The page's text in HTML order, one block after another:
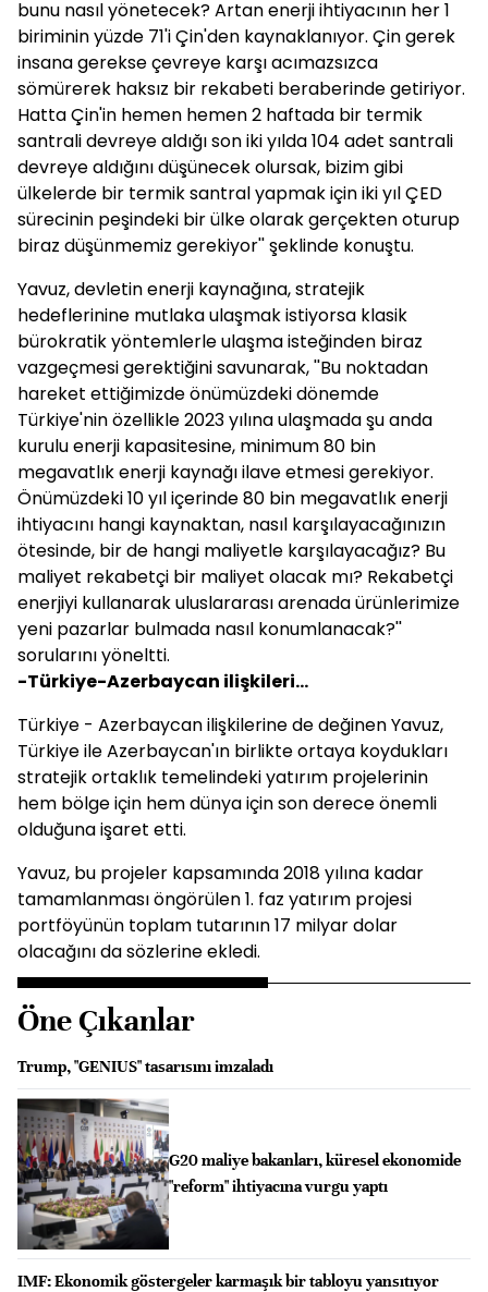
bunu nasıl yönetecek? Artan enerji ihtiyacının her 1
biriminin yüzde 71'i Çin'den kaynaklanıyor. Çin gerek
insana gerekse çevreye karşı acımazsızca
sömürerek haksız bir rekabeti beraberinde getiriyor.
Hatta Çin'in hemen hemen 2 haftada bir termik
santrali devreye aldığı son iki yılda 104 adet santrali
devreye aldığını düşünecek olursak, bizim gibi
ülkelerde bir termik santral yapmak için iki yıl ÇED
sürecinin peşindeki bir ülke olarak gerçekten oturup
biraz düşünmemiz gerekiyor'' şeklinde konuştu.
Yavuz, devletin enerji kaynağına, stratejik
hedeflerinine mutlaka ulaşmak istiyorsa klasik
bürokratik yöntemlerle ulaşma isteğinden biraz
vazgeçmesi gerektiğini savunarak, ''Bu noktadan
hareket ettiğimizde önümüzdeki dönemde
Türkiye'nin özellikle 2023 yılına ulaşmada şu anda
kurulu enerji kapasitesine, minimum 80 bin
megavatlık enerji kaynağı ilave etmesi gerekiyor.
Önümüzdeki 10 yıl içerinde 80 bin megavatlık enerji
ihtiyacını hangi kaynaktan, nasıl karşılayacağınızın
ötesinde, bir de hangi maliyetle karşılayacağız? Bu
maliyet rekabetçi bir maliyet olacak mı? Rekabetçi
enerjiyi kullanarak uluslararası arenada ürünlerimize
yeni pazarlar bulmada nasıl konumlanacak?''
sorularını yöneltti.
-Türkiye-Azerbaycan ilişkileri...
Türkiye - Azerbaycan ilişkilerine de değinen Yavuz,
Türkiye ile Azerbaycan'ın birlikte ortaya koydukları
stratejik ortaklık temelindeki yatırım projelerinin
hem bölge için hem dünya için son derece önemli
olduğuna işaret etti.
Yavuz, bu projeler kapsamında 2018 yılına kadar
tamamlanması öngörülen 1. faz yatırım projesi
portföyünün toplam tutarının 17 milyar dolar
olacağını da sözlerine ekledi.
Öne Çıkanlar
Trump, "GENIUS" tasarısını imzaladı
G20 maliye bakanları, küresel ekonomide
"reform" ihtiyacına vurgu yaptı
IMF: Ekonomik göstergeler karmaşık bir tabloyu yansıtıyor